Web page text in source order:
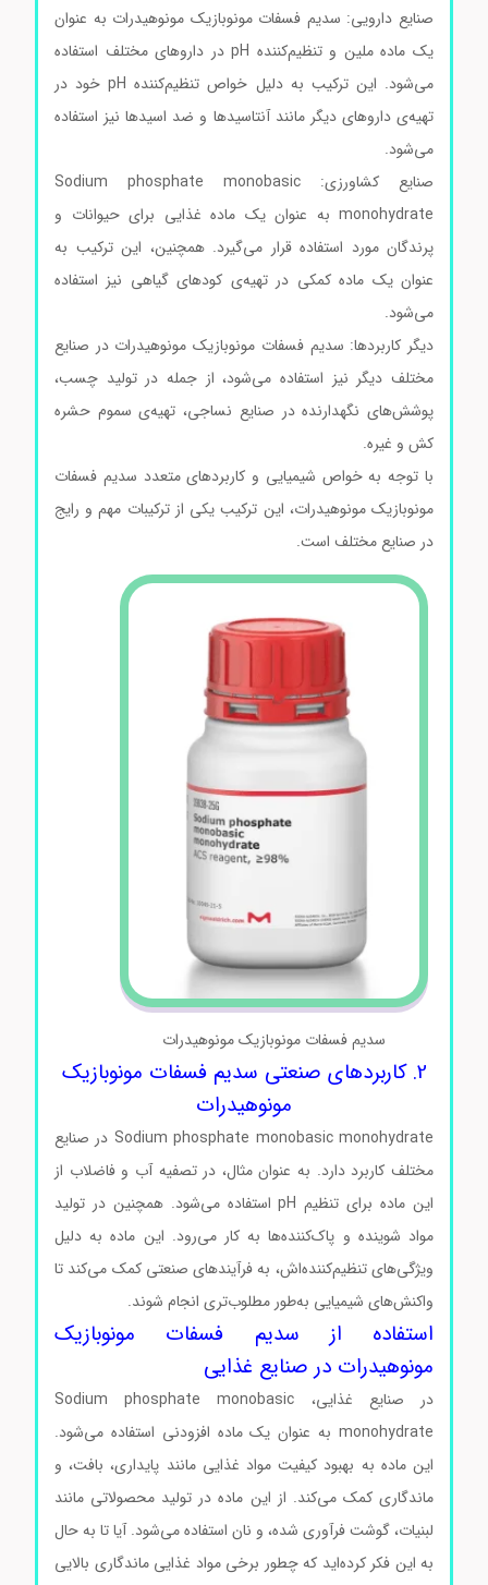
صنایع دارویی: سدیم فسفات مونوبازیک مونوهیدرات به عنوان
یک ماده ملین و تنظیم‌کننده pH در داروهای مختلف استفاده
می‌شود. این ترکیب به دلیل خواص تنظیم‌کننده pH خود در
تهیه‌ی داروهای دیگر مانند آنتاسیدها و ضد اسیدها نیز استفاده
می‌شود.
صنایع کشاورزی: Sodium phosphate monobasic
monohydrate به عنوان یک ماده غذایی برای حیوانات و
پرندگان مورد استفاده قرار می‌گیرد. همچنین، این ترکیب به
عنوان یک ماده کمکی در تهیه‌ی کودهای گیاهی نیز استفاده
می‌شود.
دیگر کاربردها: سدیم فسفات مونوبازیک مونوهیدرات در صنایع
مختلف دیگر نیز استفاده می‌شود، از جمله در تولید چسب،
پوشش‌های نگهدارنده در صنایع نساجی، تهیه‌ی سموم حشره
کش و غیره.
با توجه به خواص شیمیایی و کاربردهای متعدد سدیم فسفات
مونوبازیک مونوهیدرات، این ترکیب یکی از ترکیبات مهم و رایج
در صنایع مختلف است.
سدیم فسفات مونوبازیک مونوهیدرات
2. کاربردهای صنعتی سدیم فسفات مونوبازیک
مونوهیدرات
Sodium phosphate monobasic monohydrate در صنایع
مختلف کاربرد دارد. به عنوان مثال، در تصفیه آب و فاضلاب از
این ماده برای تنظیم pH استفاده می‌شود. همچنین در تولید
مواد شوینده و پاک‌کننده‌ها به کار می‌رود. این ماده به دلیل
ویژگی‌های تنظیم‌کننده‌اش، به فرآیندهای صنعتی کمک می‌کند تا
واکنش‌های شیمیایی به‌طور مطلوب‌تری انجام شوند.
استفاده از سدیم فسفات مونوبازیک
مونوهیدرات در صنایع غذایی
در صنایع غذایی، Sodium phosphate monobasic
monohydrate به عنوان یک ماده افزودنی استفاده می‌شود.
این ماده به بهبود کیفیت مواد غذایی مانند پایداری، بافت، و
ماندگاری کمک می‌کند. از این ماده در تولید محصولاتی مانند
لبنیات، گوشت فرآوری شده، و نان استفاده می‌شود. آیا تا به حال
به این فکر کرده‌اید که چطور برخی مواد غذایی ماندگاری بالایی